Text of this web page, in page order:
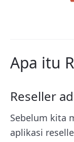
Apa itu
Reseller
Sebelum kita
aplikasi